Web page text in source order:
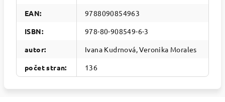
EAN:
9788090854963
ISBN:
978-80-908549-6-3
autor:
Ivana Kudrnová, Veronika Morales
počet stran: 136